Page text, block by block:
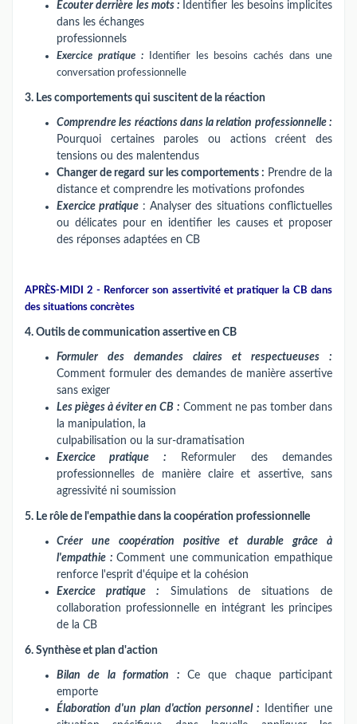
Écouter derrière les mots : Identifier les besoins implicites
dans les échanges
professionnels
Exercice pratique :
Identifier les besoins cachés dans une
conversation professionnelle
3. Les comportements qui suscitent de la réaction
Comprendre les réactions dans la relation professionnelle :
Pourquoi certaines paroles ou actions créent des
tensions ou des malentendus
Changer de regard sur les comportements : Prendre de la
distance et comprendre les motivations profondes
Exercice pratique : Analyser des situations conflictuelles
ou délicates pour en identifier les causes et proposer
des réponses adaptées en CB
APRÈS-MIDI 2 - Renforcer son assertivité et pratiquer la CB dans
des situations concrètes
4. Outils de communication assertive en CB
Formuler des demandes claires et respectueuses :
Comment formuler des demandes de manière assertive
sans exiger
Les pièges à éviter en CB : Comment ne pas tomber dans
la manipulation, la
culpabilisation ou la sur-dramatisation
Exercice pratique : Reformuler des demandes
professionnelles de manière claire et assertive, sans
agressivité ni soumission
5. Le rôle de l'empathie dans la coopération professionnelle
Créer une coopération positive et durable grâce à
l'empathie :Comment une communication empathique
renforce l'esprit d'équipe et la cohésion
Exercice pratique : Simulations de situations de
collaboration professionnelle en intégrant les principes
de la CB
6. Synthèse et plan d'action
Bilan de la formation : Ce que chaque participant
emporte
Élaboration d'un plan d'action personnel : Identifier une